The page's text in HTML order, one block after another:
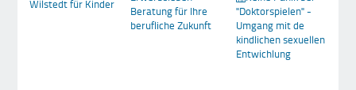
Wilstedt für Kinder
Beratung für Ihre
berufliche Zukunft
"Doktorspielen" -
Umgang mit de
kindlichen sexuellen
Entwichlung